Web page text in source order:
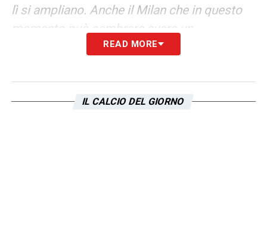
lì si ampliano. Anche il Milan che in questo
momento può sembrare avere un
andamento altalenante, tutto sommato ha 8
incolmabile. Ma le favorite sembrano Lazio,
Fiorentina e Juventus. I bianconeri pure sono
READ MORE
IL CALCIO DEL GIORNO